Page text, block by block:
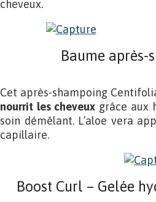
cheveux.
Baume après-
Cet après-shampoing
nourrit les cheveux grâce aux
soin démêlant. L’aloe vera
capillaire.
Boost Curl – Gelée